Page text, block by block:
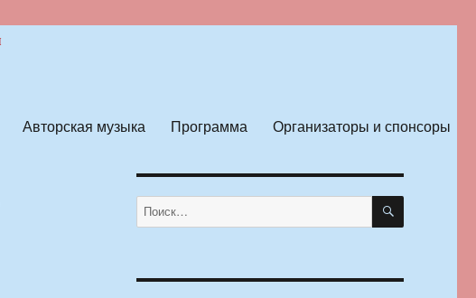
Авторская музыка Программа Организаторы и спонсоры
Искать: ПОИСК